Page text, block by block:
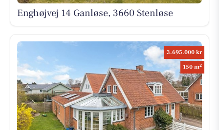
Enghøjvej 14 Ganløse, 3660 Stenløse
3.695.000 kr
150 m2